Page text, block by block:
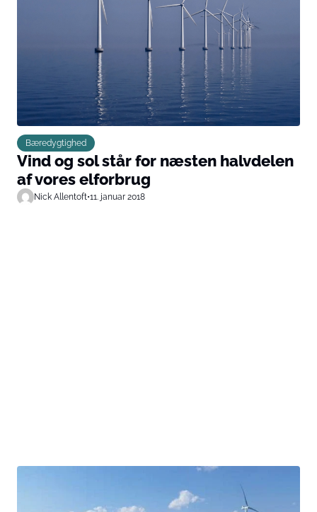
Bæredygtighed
Vind og sol står for næsten halvdelen
af vores elforbrug
Nick Allentoft•11. januar 2018